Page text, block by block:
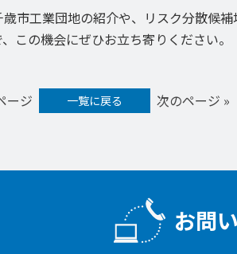
市工業団地の紹介や、リスク分散候
この機会にぜひお立ち寄りください
ージ 一覧に戻る 次のページ »
お問